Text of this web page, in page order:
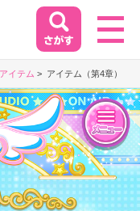
アイテム アイテム（第4章）